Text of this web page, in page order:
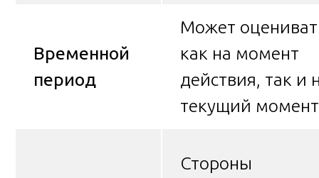
Временной
период
Может
как на момент
действия, так и
текущий момент
Стороны